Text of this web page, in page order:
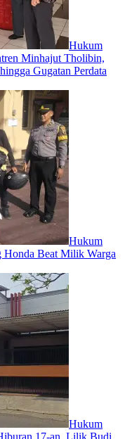
Hukum
Minhajut Tholibin,
Gugatan Perdata
Hukum
Beat Milik Warga
Hukum
17-an, Lilik Budi